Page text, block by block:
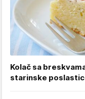
Kolač sa
starinske